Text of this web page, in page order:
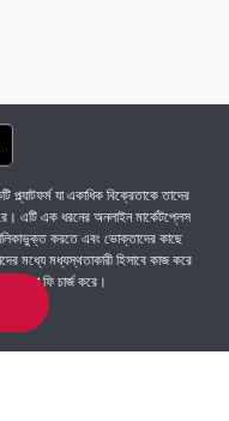
যা একাধিক বিক্রেতাকে তাদের
এটি এক ধরনের অনলাইন মার্কেটপ্লেস
করতে এবং ভোক্তাদের কাছে
মধ্যে মধ্যস্থতাকারী হিসাবে কাজ করে
বা ফি চার্জ করে।